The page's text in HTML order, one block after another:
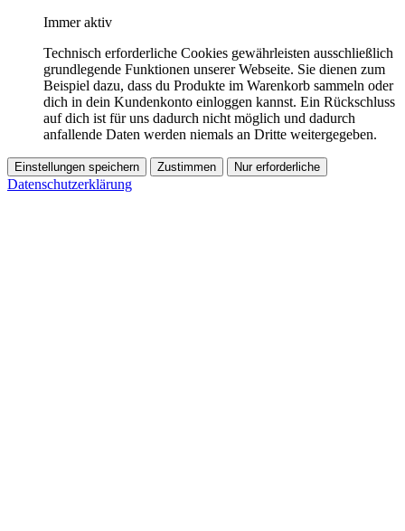
Immer aktiv
Technisch erforderliche Cookies gewährleisten ausschließlich
grundlegende Funktionen unserer Webseite. Sie dienen zum
Beispiel dazu, dass du Produkte im Warenkorb sammeln oder
dich in dein Kundenkonto einloggen kannst. Ein Rückschluss
auf dich ist für uns dadurch nicht möglich und dadurch
anfallende Daten werden niemals an Dritte weitergegeben.
Einstellungen speichern Zustimmen Nur erforderliche
Datenschutzerklärung